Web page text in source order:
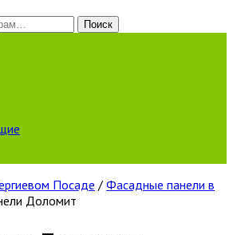
Поиск
Посаде / Фасадные панели в
Доломит